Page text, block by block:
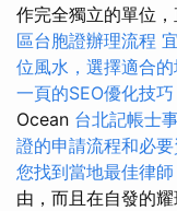
作完全獨立的單位
區台胞證辦理流程
位風水，選擇適合
一頁的SEO優化技巧
Ocean 台北記帳士
證的申請流程和必
您找到當地最佳律師
由，而且在自發的